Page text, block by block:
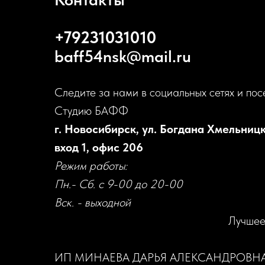
+79231031010
baff54nsk@mail.ru
Следите за нами в социальных сетях и
Студию БАФФ
г. Новосибирск, ул. Богдана
вход 1, офис 206
Режим работы:
Пн.- Сб. с 9-00 до 20-00
Вск. - выходной
ИП МИНАЕВА ДАРЬЯ